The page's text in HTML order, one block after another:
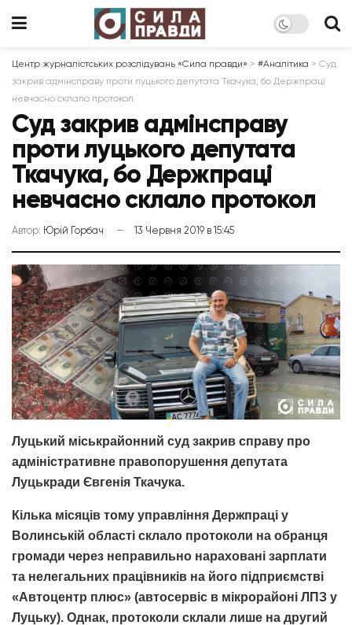
Центр журналістських розслідувань «Сила правди» > #Аналітика > Суд
закрив адмінсправу проти луцького депутата Ткачука, бо Держпраці
невчасно склало протокол
Суд закрив адмінсправу
проти луцького депутата
Ткачука, бо Держпраці
невчасно склало протокол
Автор: Юрій Горбач 13 Червня 2019 в 15:45
Луцький міськрайонний суд закрив справу про
адміністративне правопорушення депутата
Луцькради Євгенія Ткачука.
Кілька місяців тому управління Держпраці у
Волинській області склало протоколи на обранця
громади через неправильно нараховані зарплати
та нелегальних працівників на його підприємстві
«Автоцентр плюс» (автосервіс в мікрорайоні ЛПЗ у
Луцьку). Однак, протоколи склали лише на другий